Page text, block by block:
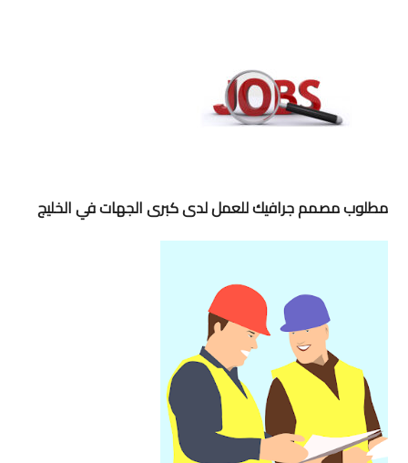
مطلوب مصمم جرافيك للعمل لدى كبرى الجهات في الخليج